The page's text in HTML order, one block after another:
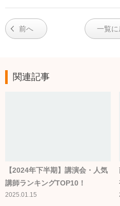
前へ 一覧に
関連記事
【2024年下半期】講演会・人気
講師ランキングTOP10！
2025.01.15